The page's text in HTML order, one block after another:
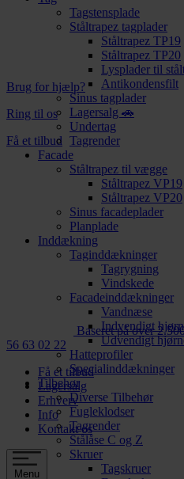
Tagstensplade
Ståltrapez tagplader
Ståltrapez TP19
Ståltrapez TP20
Lysplader til
Antikondensfilt
Sinus tagplader
Lagersalg 🚗
Undertag
Tagrender
Facade
Ståltrapez til vægge
Ståltrapez VP19
Ståltrapez VP20
Sinus facadeplader
Planplade
Inddækning
Taginddækninger
Tagrygning
Vindskede
Facadeinddækninger
Vandnæse
Indvendigt
Udvendigt
Hatteprofiler
Specialinddækninger
Tilbehør
Diverse Tilbehør
Fugleklodser
Tagrender
Stålåse C og Z
Skruer
Tagskruer
Brug for hjælp?
Ring til os
Få et tilbud
Baseret på over
56 63 02 22
Få et tilbud
Lagersalg
Erhverv
Info
Kontakt os
Menu